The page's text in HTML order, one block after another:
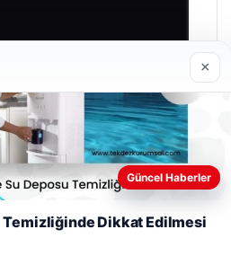
daha iyi anlayabilmek,
×
Güncel Haberler
Temizliğinde Dikkat Edilmesi